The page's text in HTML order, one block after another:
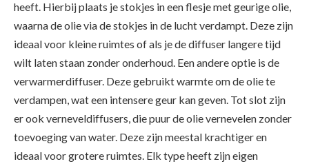
heeft. Hierbij plaats je stokjes in een flesje met geurige olie,
waarna de olie via de stokjes in de lucht verdampt. Deze zijn
ideaal voor kleine ruimtes of als je de diffuser langere tijd
wilt laten staan zonder onderhoud. Een andere optie is de
verwarmerdiffuser. Deze gebruikt warmte om de olie te
verdampen, wat een intensere geur kan geven. Tot slot zijn
er ook verneveldiffusers, die puur de olie vernevelen zonder
toevoeging van water. Deze zijn meestal krachtiger en
ideaal voor grotere ruimtes. Elk type heeft zijn eigen